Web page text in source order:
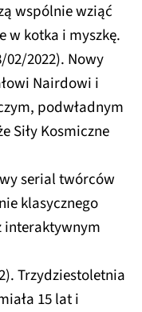
wspólnie wziąć
w kotka i myszkę.
02/2022). Nowy
Nairdowi i
podwładnym
Siły Kosmiczne
serial twórców
klasycznego
interaktywnym
Trzydziestoletnia
15 lat i